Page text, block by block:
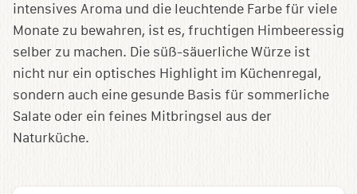
intensives Aroma und die leuchtende Farbe für viele
Monate zu bewahren, ist es, fruchtigen Himbeeressig
selber zu machen. Die süß-säuerliche Würze ist
nicht nur ein optisches Highlight im Küchenregal,
sondern auch eine gesunde Basis für sommerliche
Salate oder ein feines Mitbringsel aus der
Naturküche.